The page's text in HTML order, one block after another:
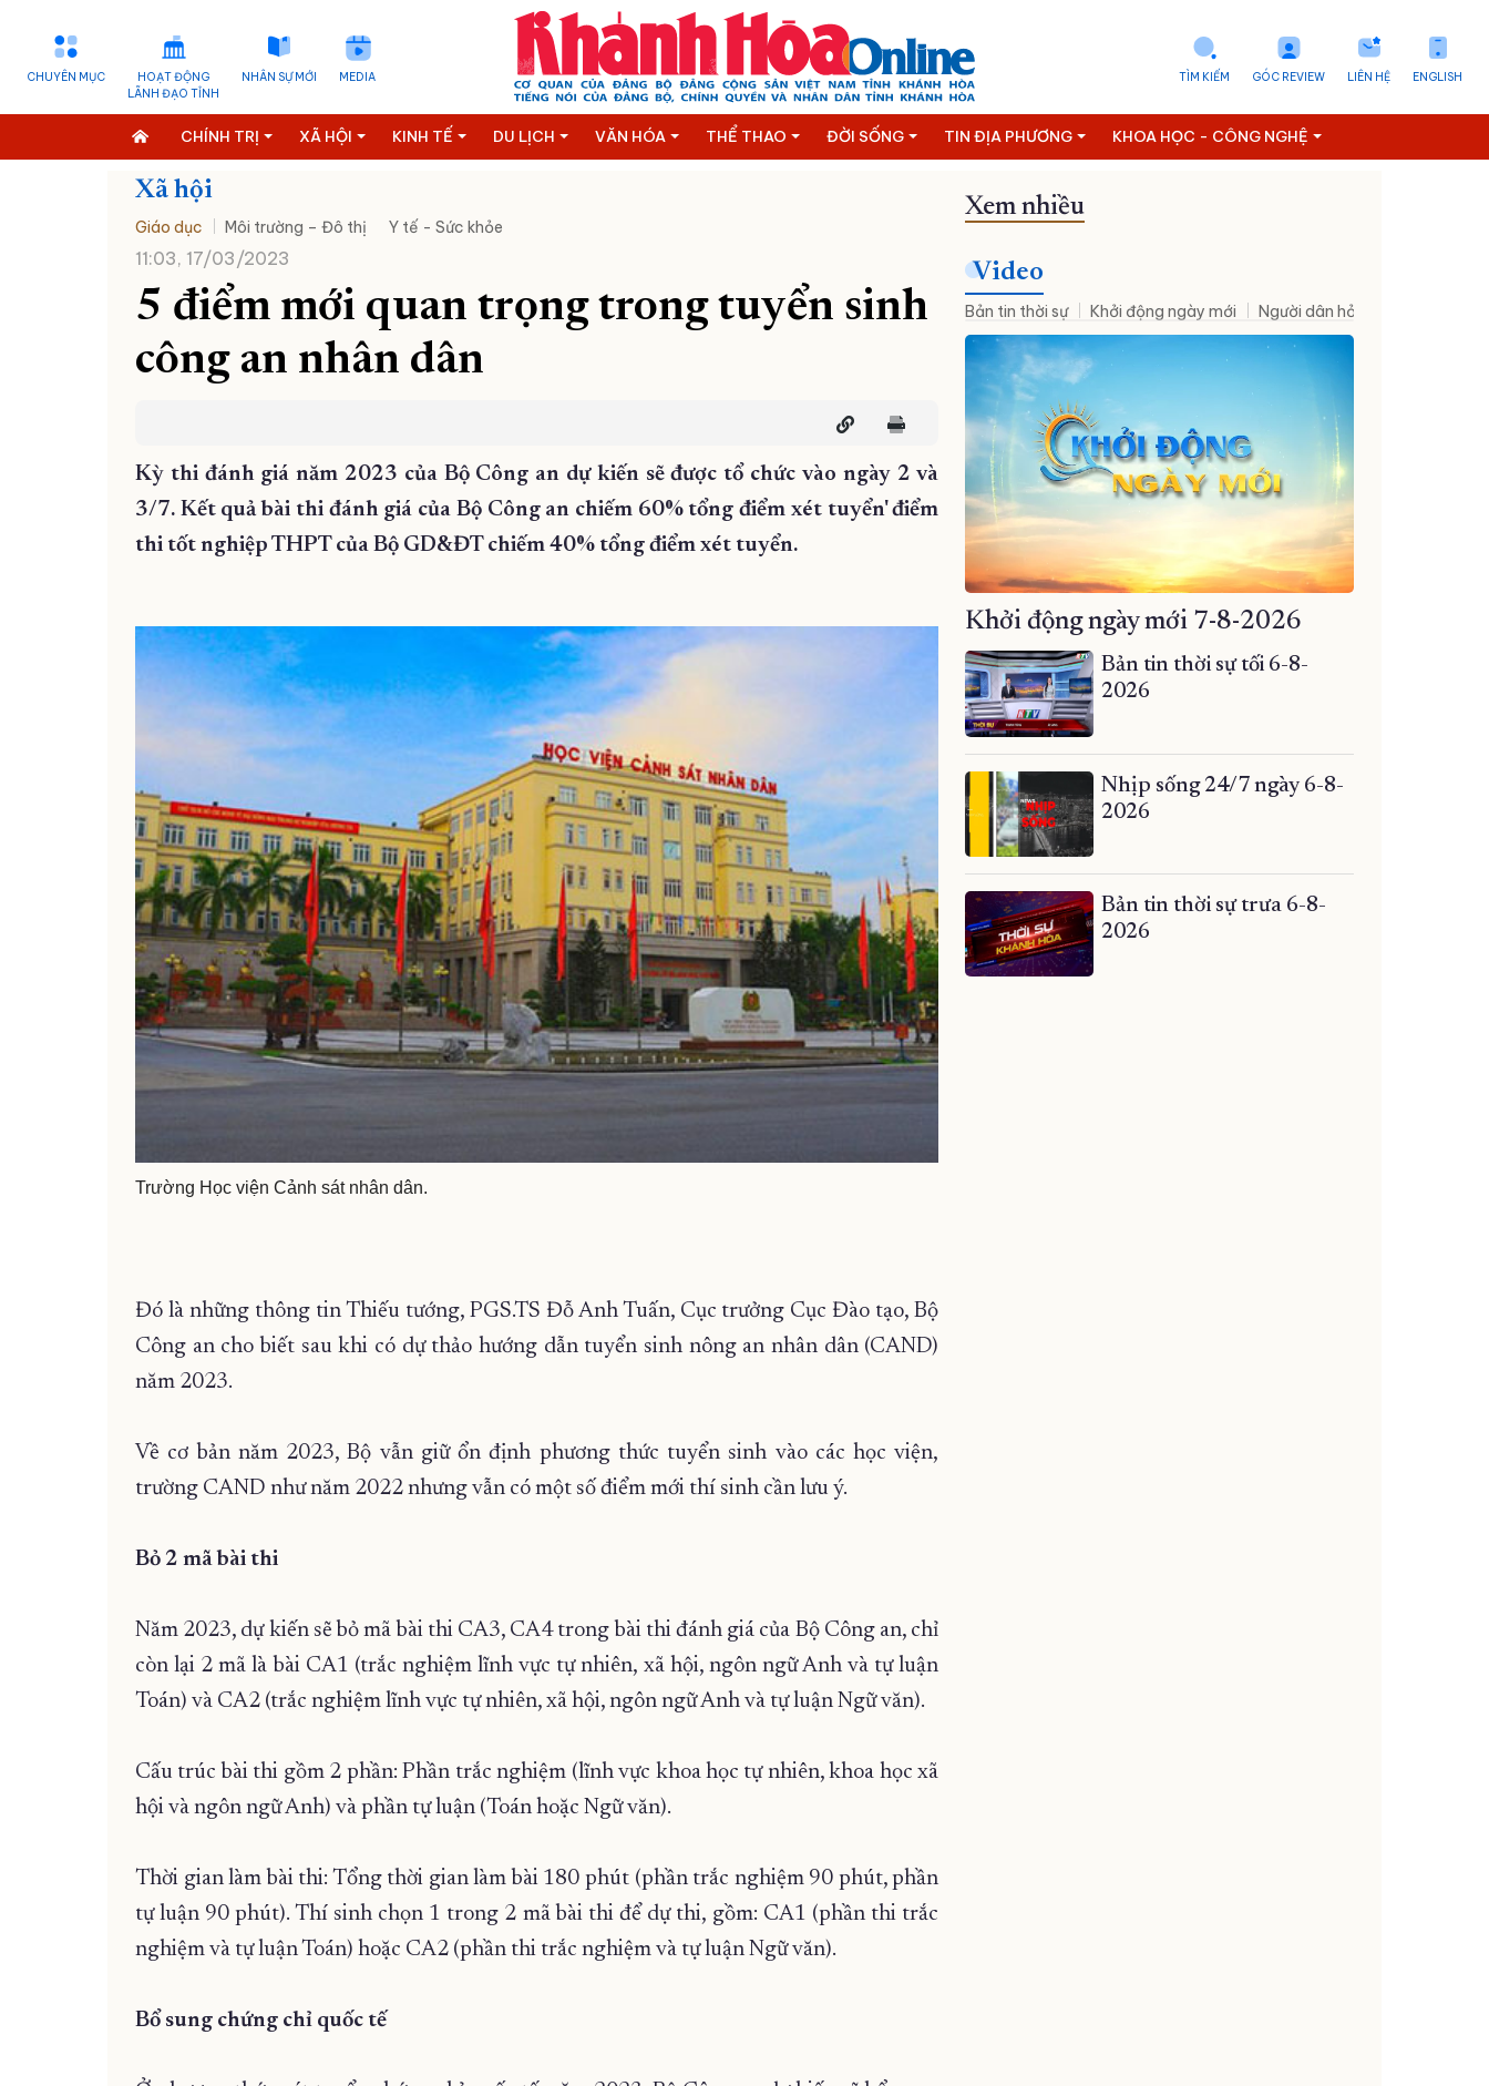
CHUYÊN MỤC
HOẠT ĐỘNG
LÃNH ĐẠO TỈNH
NHÂN SỰ MỚI MEDIA ENGLISH
LIÊN HỆ
GÓC REVIEW
TÌM KIẾM
CHÍNH TRỊ XÃ HỘI KINH TẾ DU LỊCH VĂN HÓA THỂ THAO ĐỜI SỐNG TIN ĐỊA PHƯƠNG KHOA HỌC - CÔNG NGHỆ
Xã hội
Giáo dục Môi trường – Đô thị Y tế - Sức khỏe
11:03, 17/03/2023
5 điểm mới quan trọng trong tuyển sinh
công an nhân dân
Kỳ thi đánh giá năm 2023 của Bộ Công an dự kiến sẽ được tổ chức vào ngày 2 và
3/7. Kết quả bài thi đánh giá của Bộ Công an chiếm 60% tổng điểm xét tuyển' điểm
thi tốt nghiệp THPT của Bộ GD&ĐT chiếm 40% tổng điểm xét tuyển.
Trường Học viện Cảnh sát nhân dân.
Đó là những thông tin Thiếu tướng, PGS.TS Đỗ Anh Tuấn, Cục trưởng Cục Đào tạo, Bộ
Công an cho biết sau khi có dự thảo hướng dẫn tuyển sinh nông an nhân dân (CAND)
năm 2023.
Về cơ bản năm 2023, Bộ vẫn giữ ổn định phương thức tuyển sinh vào các học viện,
trường CAND như năm 2022 nhưng vẫn có một số điểm mới thí sinh cần lưu ý.
Bỏ 2 mã bài thi
Năm 2023, dự kiến sẽ bỏ mã bài thi CA3, CA4 trong bài thi đánh giá của Bộ Công an, chỉ
còn lại 2 mã là bài CA1 (trắc nghiệm lĩnh vực tự nhiên, xã hội, ngôn ngữ Anh và tự luận
Toán) và CA2 (trắc nghiệm lĩnh vực tự nhiên, xã hội, ngôn ngữ Anh và tự luận Ngữ văn).
Cấu trúc bài thi gồm 2 phần: Phần trắc nghiệm (lĩnh vực khoa học tự nhiên, khoa học xã
hội và ngôn ngữ Anh) và phần tự luận (Toán hoặc Ngữ văn).
Thời gian làm bài thi: Tổng thời gian làm bài 180 phút (phần trắc nghiệm 90 phút, phần
tự luận 90 phút). Thí sinh chọn 1 trong 2 mã bài thi để dự thi, gồm: CA1 (phần thi trắc
nghiệm và tự luận Toán) hoặc CA2 (phần thi trắc nghiệm và tự luận Ngữ văn).
Bổ sung chứng chỉ quốc tế
Xem nhiều
Video
Bản tin thời sự Khởi động ngày mới Người dân hỏi – Cơ quan nhà
Khởi động ngày mới 7-8-2026
Bản tin thời sự tối 6-8-
2026
Nhịp sống 24/7 ngày 6-8-
2026
Bản tin thời sự trưa 6-8-
2026